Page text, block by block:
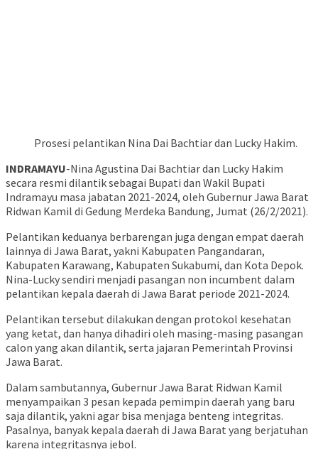
Prosesi pelantikan Nina Dai Bachtiar dan Lucky Hakim.
INDRAMAYU-Nina Agustina Dai Bachtiar dan Lucky Hakim
secara resmi dilantik sebagai Bupati dan Wakil Bupati
Indramayu masa jabatan 2021-2024, oleh Gubernur Jawa Barat
Ridwan Kamil di Gedung Merdeka Bandung, Jumat (26/2/2021).
Pelantikan keduanya berbarengan juga dengan empat daerah
lainnya di Jawa Barat, yakni Kabupaten Pangandaran,
Kabupaten Karawang, Kabupaten Sukabumi, dan Kota Depok.
Nina-Lucky sendiri menjadi pasangan non incumbent dalam
pelantikan kepala daerah di Jawa Barat periode 2021-2024.
Pelantikan tersebut dilakukan dengan protokol kesehatan
yang ketat, dan hanya dihadiri oleh masing-masing pasangan
calon yang akan dilantik, serta jajaran Pemerintah Provinsi
Jawa Barat.
Dalam sambutannya, Gubernur Jawa Barat Ridwan Kamil
menyampaikan 3 pesan kepada pemimpin daerah yang baru
saja dilantik, yakni agar bisa menjaga benteng integritas.
Pasalnya, banyak kepala daerah di Jawa Barat yang berjatuhan
karena integritasnya jebol.